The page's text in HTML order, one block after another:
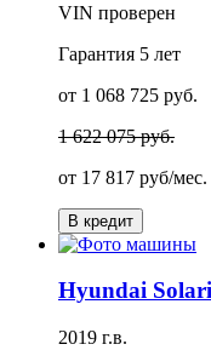
VIN проверен
Гарантия 5 лет
от 1 068 725 руб.
1 622 075 руб.
от 17 817 руб/мес.
В кредит
Hyundai
2019 г.в.